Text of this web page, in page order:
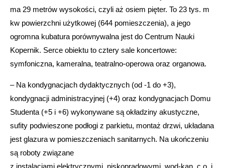
ma 29 metrów wysokości, czyli aż osiem pięter. To 23 tys. m
kw powierzchni użytkowej (644 pomieszczenia), a jego
ogromna kubatura porównywalna jest do Centrum Nauki
Kopernik. Serce obiektu to cztery sale koncertowe:
symfoniczna, kameralna, teatralno-operowa oraz organowa.
– Na kondygnacjach dydaktycznych (od -1 do +3),
kondygnacji administracyjnej (+4) oraz kondygnacjach Domu
Studenta (+5 i +6) wykonywane są okładziny akustyczne,
sufity podwieszone podłogi z parkietu, montaż drzwi, układana
jest glazura w pomieszczeniach sanitarnych. Na ukończeniu
są roboty związane
z instalacjami elektrycznymi, niskoprądowymi, wod-kan, c.o. i